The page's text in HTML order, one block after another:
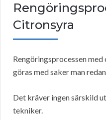
Citronsyra
Rengöringsprocessen
göras med saker man
Det kräver ingen särskild
tekniker.